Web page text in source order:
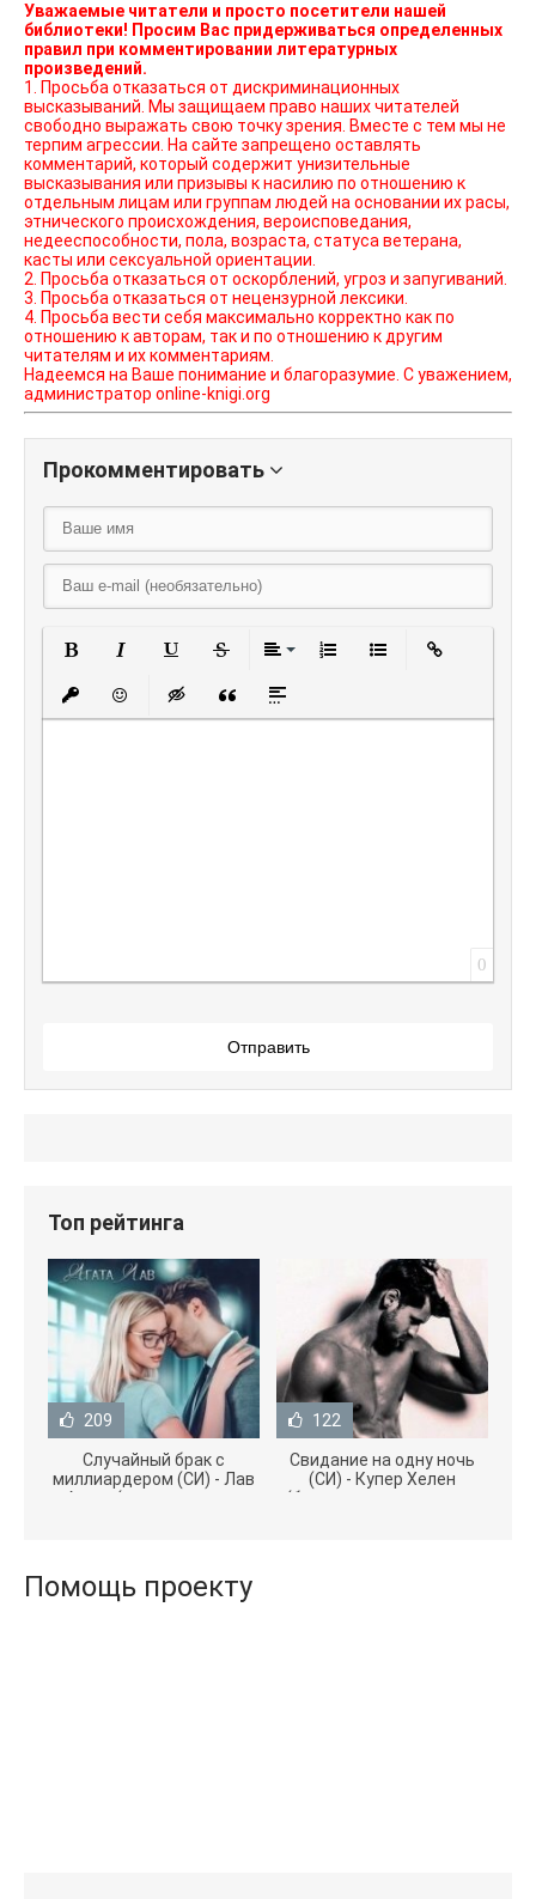
Уважаемые читатели и просто посетители нашей
библиотеки! Просим Вас придерживаться определенных
правил при комментировании литературных
произведений.
1. Просьба отказаться от дискриминационных
высказываний. Мы защищаем право наших читателей
свободно выражать свою точку зрения. Вместе с тем мы не
терпим агрессии. На сайте запрещено оставлять
комментарий, который содержит унизительные
высказывания или призывы к насилию по отношению к
отдельным лицам или группам людей на основании их расы,
этнического происхождения, вероисповедания,
недееспособности, пола, возраста, статуса ветерана,
касты или сексуальной ориентации.
2. Просьба отказаться от оскорблений, угроз и запугиваний.
3. Просьба отказаться от нецензурной лексики.
4. Просьба вести себя максимально корректно как по
отношению к авторам, так и по отношению к другим
читателям и их комментариям.
Надеемся на Ваше понимание и благоразумие. С уважением,
администратор online-knigi.org
Прокомментировать
Полужирный
Курсив
Вставить защищенную ссылку
Вставить смайлик
Вставка скрытого текста
Вставка цитаты
Вставка спойлера
0
Отправить
Топ рейтинга
209
Случайный брак с
миллиардером (СИ) - Лав
Агата (полная версия
122
Свидание на одну ночь
(СИ) - Купер Хелен
(бесплатные серии книг
Помощь проекту